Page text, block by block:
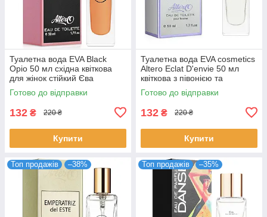
Туалетна вода EVA Black
Opio 50 мл східна квіткова
для жінок стійкий Єва
Косметікс
Готово до відправки
132 ₴ 220 ₴
Купити
Туалетна вода EVA cosmetics
Altero Eclat D'envie 50 мл
квіткова з півонією та
мускусом для жінок парфуми
Ева
Готово до відправки
132 ₴ 220 ₴
Купити
Топ продажів –38% Топ продажів –35%